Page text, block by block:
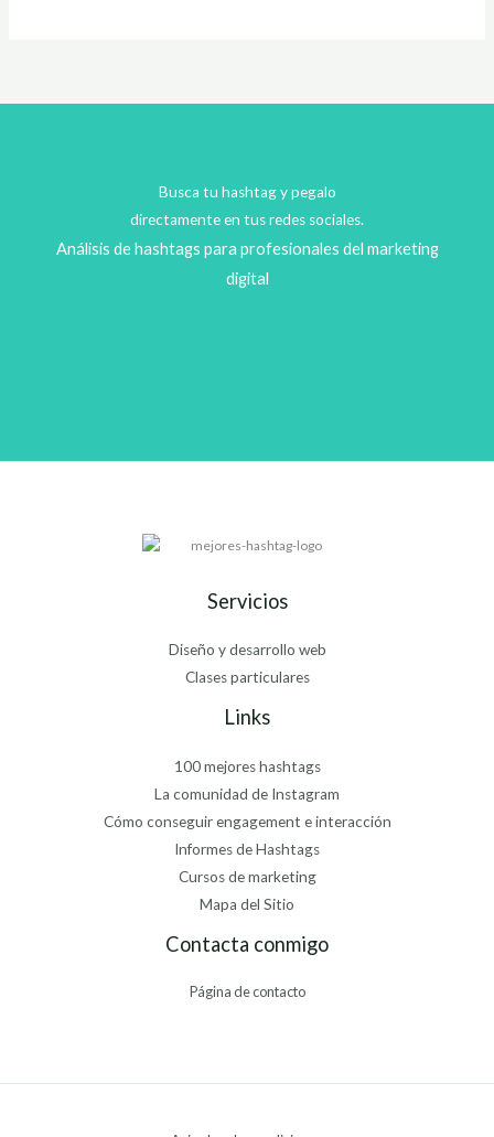
Busca tu hashtag y pegalo
directamente en tus redes sociales.
Análisis de hashtags para profesionales del marketing
digital
Servicios
Diseño y desarrollo web
Clases particulares
Links
100 mejores hashtags
La comunidad de Instagram
Cómo conseguir engagement e interacción
Informes de Hashtags
Cursos de marketing
Mapa del Sitio
Contacta conmigo
Página de contacto